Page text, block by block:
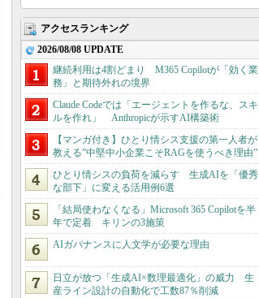
アクセスランキング
2026/08/08 UPDATE
継続利用は4割どまり M365 Copilotが「効く業
務」と期待外れの境界
Claude Codeでは「エージェントを作るな、スキ
ルを作れ」 Anthropicが示すAI構築術
【マンガ付き】ひとり情シス支援の第一人者が
教える”中堅中小企業こそRAGを使うべき理由”
ひとり情シスの負荷を減らす 生成AIを「優秀
な部下」に変える活用例6選
「結局使わなくなる」Microsoft 365 Copilotを半
年で定着 キリンの3施策
AIガバナンスに人文学が必要な理由
日立が放つ「生成AI×数理最適化」の威力 生
産ライン設計の自動化で工数87％削減